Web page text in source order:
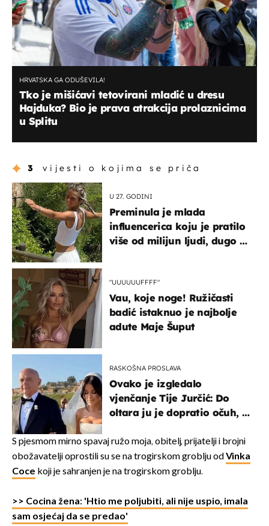
HRVATSKA GA ODUŠEVILA!
Tko je mišićavi tetovirani mladić u dresu
Hajduka? Bio je prava atrakcija prolaznicima
u Splitu
3 vijesti o kojima se priča
U 27. GODINI
Preminula je mlada
influencerica koju je pratilo
više od milijun ljudi, dugo se
"UUUUUUFFFF"
Vau, koje noge! Ružičasti
badić istaknuo je najbolje
adute Maje Šuput
RASKOŠNA PROSLAVA
Ovako je izgledalo
vjenčanje Tije Jurčić: Do
oltara ju je dopratio očuh, a
S pjesmom mirno spavaj ružo moja, obitelj, prijatelji i brojni
obožavatelji oprostili su se na trogirskom groblju odVinka
Coce koji je sahranjen je na trogirskom groblju.
>> Cocina žena: 'Htio me poljubiti, ali nije uspio, imala
sam osjećaj da se predao'